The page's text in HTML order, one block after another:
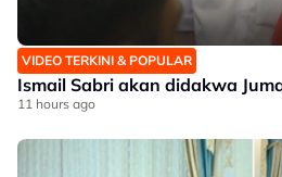
VIDEO TERKINI & POPULAR
Ismail Sabri akan didakwa
11 hours ago